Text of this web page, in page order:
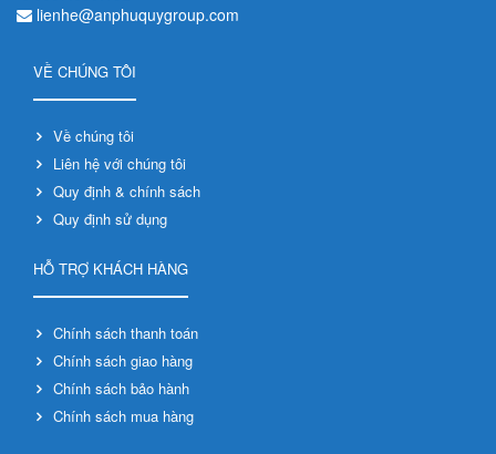
lienhe@anphuquygroup.com
VỀ CHÚNG TÔI
Về chúng tôi
Liên hệ với chúng tôi
Quy định & chính sách
Quy định sử dụng
HỖ TRỢ KHÁCH HÀNG
Chính sách thanh toán
Chính sách giao hàng
Chính sách bảo hành
Chính sách mua hàng